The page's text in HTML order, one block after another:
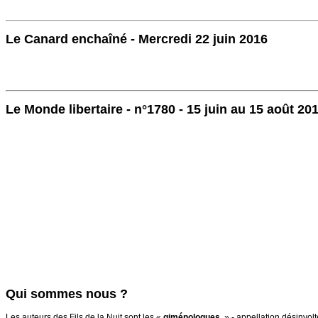
Le Canard enchaîné - Mercredi 22 juin 2016
Le Monde libertaire - n°1780 - 15 juin au 15 août
Qui sommes nous ?